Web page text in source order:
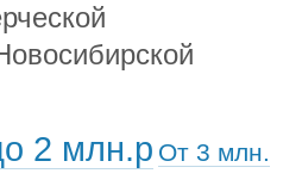
2 млн.р От 3 млн.